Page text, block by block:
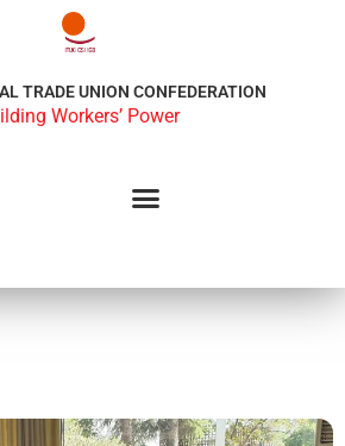
TRADE UNION CONFEDERATION
Workers’ Power